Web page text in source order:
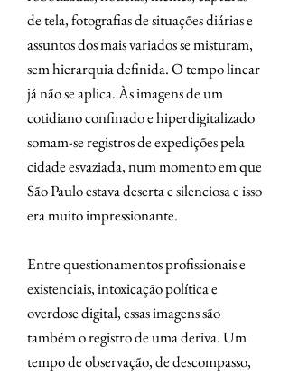
de tela, fotografias de situações diárias e
assuntos dos mais variados se misturam,
sem hierarquia definida. O tempo linear
já não se aplica. Às imagens de um
cotidiano confinado e hiperdigitalizado
somam-se registros de expedições pela
cidade esvaziada, num momento em que
São Paulo estava deserta e silenciosa e isso
era muito impressionante.
Entre questionamentos profissionais e
existenciais, intoxicação política e
overdose digital, essas imagens são
também o registro de uma deriva. Um
tempo de observação, de descompasso,